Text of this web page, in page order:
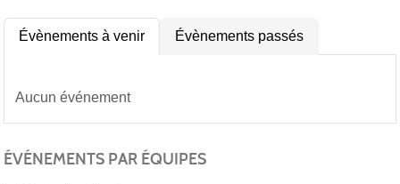
Évènements à venir Évènements passés
Aucun événement
ÉVÉNEMENTS PAR ÉQUIPES